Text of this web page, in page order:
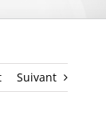
Suivant